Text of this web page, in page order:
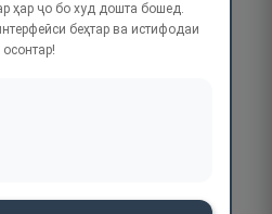
ҳар ҷо бо худ дошта бошед.
беҳтар ва истифодаи
осонтар!